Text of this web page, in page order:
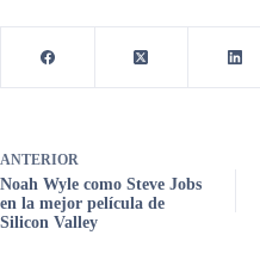
ANTERIOR
Noah Wyle como Steve Jobs
en la mejor película de
Silicon Valley